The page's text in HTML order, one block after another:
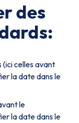
des
(ici celles avant
la date dans le
le
la date dans le